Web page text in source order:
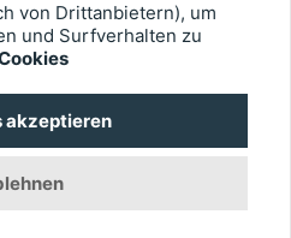
(haftungsbeschränkt)
von Drittanbietern), um
und Surfverhalten zu
akzeptieren